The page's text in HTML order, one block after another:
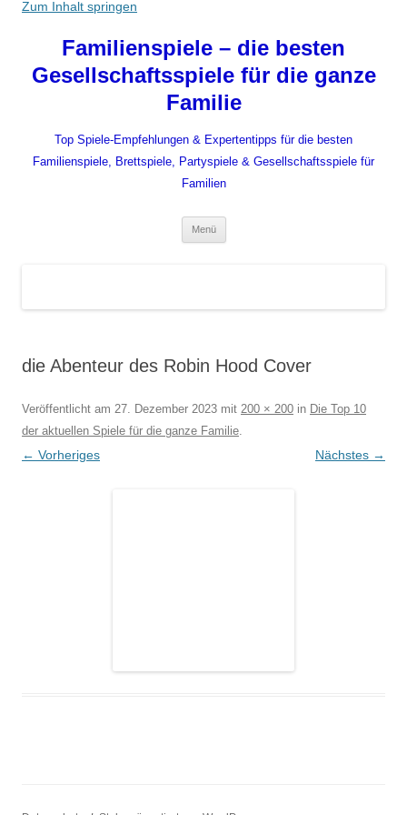
Zum Inhalt springen
Familienspiele – die besten
Gesellschaftsspiele für die ganze
Familie
Top Spiele-Empfehlungen & Expertentipps für die besten
Familienspiele, Brettspiele, Partyspiele & Gesellschaftsspiele für
Familien
Menü
die Abenteur des Robin Hood Cover
Veröffentlicht am 27. Dezember 2023 mit 200 × 200 in Die Top 10
der aktuellen Spiele für die ganze Familie.
← Vorheriges Nächstes →